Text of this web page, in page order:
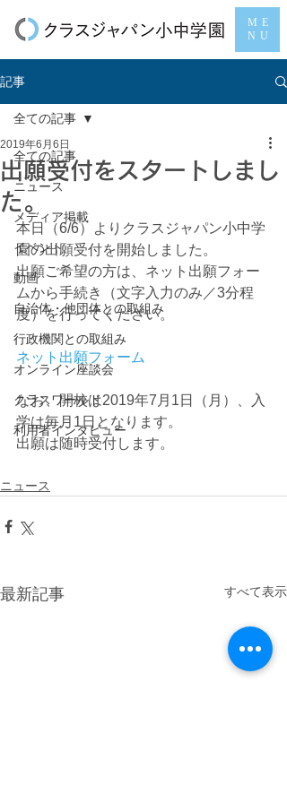
ME
NU
記事
全ての記事
ニュース
メディア掲載
イベント
動画
自治体・他団体との取組み
行政機関との取組み
オンライン座談会
クラスワールド
利用者インタビュー
全ての記事
出願受付をスタートしまし
た。
2019年6月6日
本日（6/6）よりクラスジャパン小中学
園の出願受付を開始しました。
出願ご希望の方は、ネット出願フォー
ムから手続き（文字入力のみ／3分程
度）を行ってください。
ネット出願フォーム
なお、開校は2019年7月1日（月）、入
学は毎月1日となります。
出願は随時受付します。
ニュース
最新記事 すべて表示